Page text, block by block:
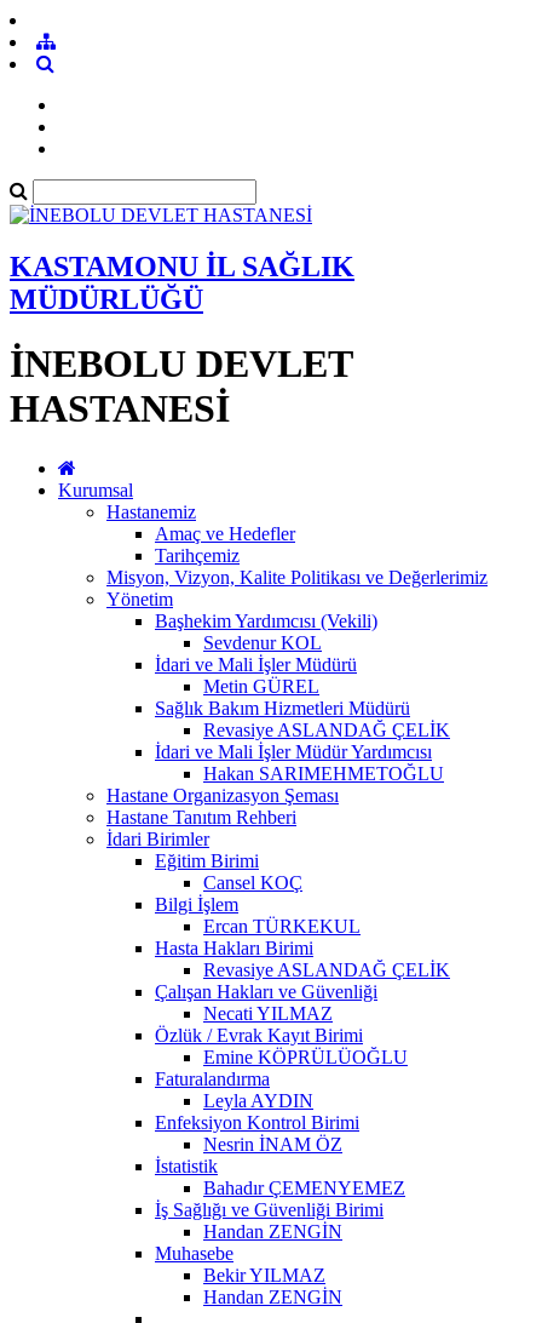
KASTAMONU İL SAĞLIK
MÜDÜRLÜĞÜ
İNEBOLU DEVLET
HASTANESİ
Kurumsal
Hastanemiz
Amaç ve Hedefler
Tarihçemiz
Misyon, Vizyon, Kalite Politikası ve Değerlerimiz
Yönetim
Başhekim Yardımcısı (Vekili)
Sevdenur KOL
İdari ve Mali İşler Müdürü
Metin GÜREL
Sağlık Bakım Hizmetleri Müdürü
Revasiye ASLANDAĞ ÇELİK
İdari ve Mali İşler Müdür Yardımcısı
Hakan SARIMEHMETOĞLU
Hastane Organizasyon Şeması
Hastane Tanıtım Rehberi
İdari Birimler
Eğitim Birimi
Cansel KOÇ
Bilgi İşlem
Ercan TÜRKEKUL
Hasta Hakları Birimi
Revasiye ASLANDAĞ ÇELİK
Çalışan Hakları ve Güvenliği
Necati YILMAZ
Özlük / Evrak Kayıt Birimi
Emine KÖPRÜLÜOĞLU
Faturalandırma
Leyla AYDIN
Enfeksiyon Kontrol Birimi
Nesrin İNAM ÖZ
İstatistik
Bahadır ÇEMENYEMEZ
İş Sağlığı ve Güvenliği Birimi
Handan ZENGİN
Muhasebe
Bekir YILMAZ
Handan ZENGİN